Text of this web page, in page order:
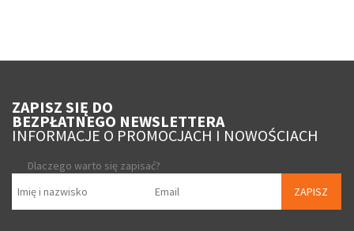
ZAPISZ SIĘ DO
BEZPŁATNEGO NEWSLETTERA
INFORMACJE O PROMOCJACH I NOWOŚCIACH
Dlaczego warto się zapisać?
ZAPISZ